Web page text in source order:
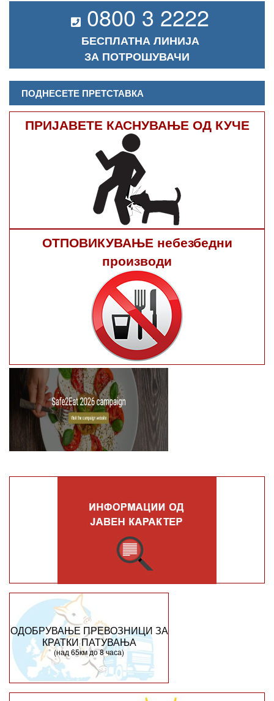
0800 3 2222
БЕСПЛАТНА ЛИНИЈА
ЗА ПОТРОШУВАЧИ
ПОДНЕСЕТЕ ПРЕТСТАВКА
ПРИЈАВЕТЕ КАСНУВАЊЕ ОД КУЧЕ
ОТПОВИКУВАЊЕ небезбедни
производи
ОДОБРУВАЊЕ ПРЕВОЗНИЦИ ЗА
КРАТКИ ПАТУВАЊА
(над 65км до 8 часа)